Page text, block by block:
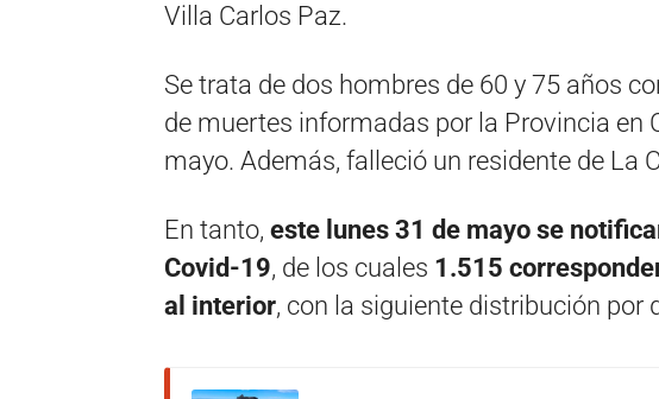
Villa Carlos Paz.
Se trata de dos hombres de 60 y 75 años
de muertes informadas por la Provincia en
mayo. Además, falleció un residente de La
En tanto, este lunes 31 de mayo se
Covid-19, de los cuales 1.515
al interior, con la siguiente distribución por